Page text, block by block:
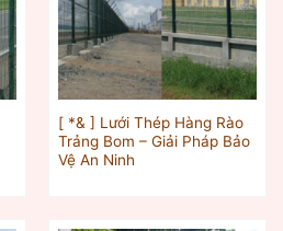
[ *& ] Lưới Thép Hàng Rào
Trảng Bom – Giải Pháp Bảo
Vệ An Ninh